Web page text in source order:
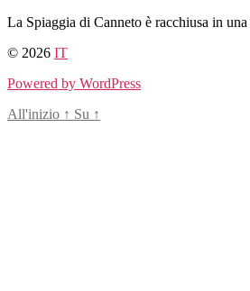
Salta
contenuto
La Spiaggia di Canneto è racchiusa in
© 2026 IT
Powered by WordPress
All'inizio ↑ Su ↑